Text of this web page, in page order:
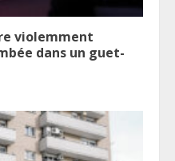
violemment
dans un guet-